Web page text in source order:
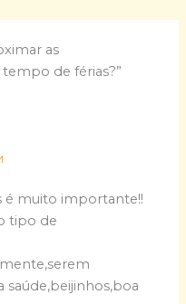
as
de férias?”
é muito importante!!
tipo de
saúde,beijinhos,boa